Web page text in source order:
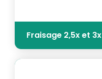
Fraisage 2,5x et 3x